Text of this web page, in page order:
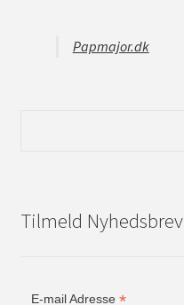
Papmajor.dk
Tilmeld Nyhedsbrev
E-mail Adresse *